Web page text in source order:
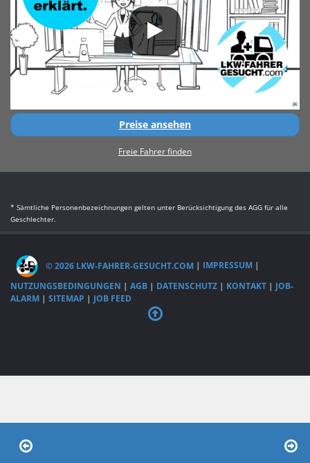
Preise ansehen
Freie Fahrer finden
* Sämtliche Personenbezeichnungen gelten unter Berücksichtigung des AGG für alle
Geschlechter.
© 2026 LKW-FAHRER-GESUCHT.COM | IMPRESSUM |
NUTZUNGSBEDINGUNGEN | AGB | DATENSCHUTZ | KONTAKT | JOB-
ALARM | SITEMAP | JOB FEED